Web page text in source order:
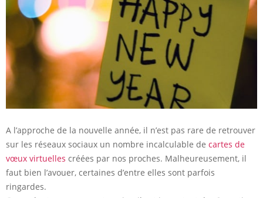
A l’approche de la nouvelle année, il n’est pas rare de retrouver
sur les réseaux sociaux un nombre incalculable de cartes de
vœux virtuelles créées par nos proches. Malheureusement, il
faut bien l’avouer, certaines d’entre elles sont parfois
ringardes.